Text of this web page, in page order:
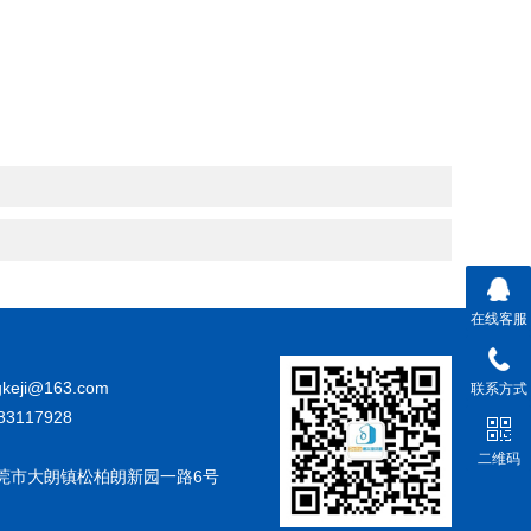
市大朗镇松柏朗新园一路6号
在线客服
联系方式
二维码